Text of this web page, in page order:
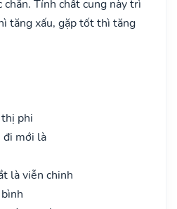
Tính chất cung này trì
tăng xấu, gặp tốt thì tăng
phi
đi mới là
là viễn chinh